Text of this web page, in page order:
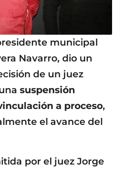
municipal
Navarro, dio un
de un juez
suspensión
a proceso,
el avance del
por el juez Jorge